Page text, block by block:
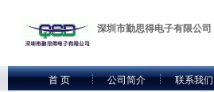
深圳市勤思得电子有限公司
首 页 公司简介 联系我们